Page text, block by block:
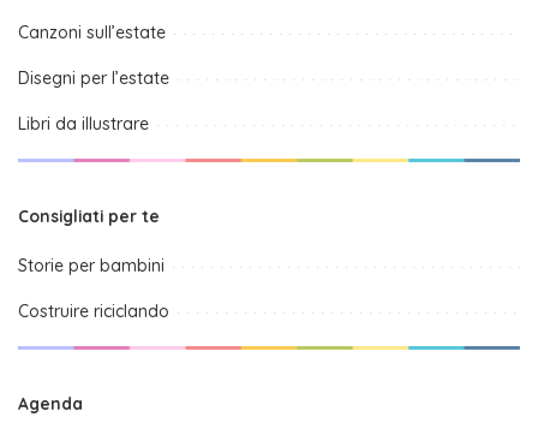
Canzoni sull’estate
Disegni per l’estate
Libri da illustrare
Consigliati per te
Storie per bambini
Costruire riciclando
Agenda